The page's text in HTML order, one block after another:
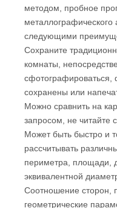
методом, пробное
следующими
Сохраните
комнаты,
сфотографироваться,
сохранены или
Можно сравнить на
запросом, не читайте
Может быть быстро и
рассчитывать
периметра, площади,
эквивалентной
Соотношение сторон,
геометрические